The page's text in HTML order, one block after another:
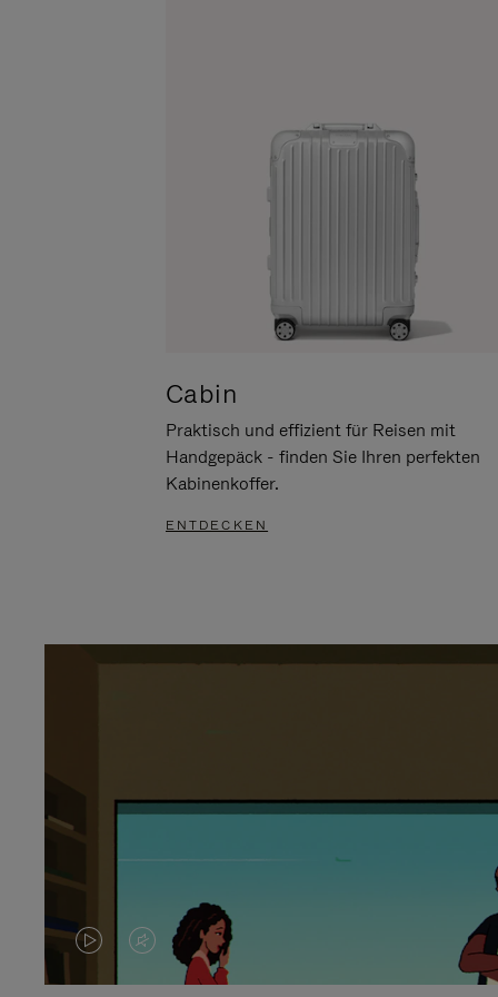
Cabin
Praktisch und effizient für Reisen mit
Handgepäck - finden Sie Ihren perfekten
Kabinenkoffer.
ENTDECKEN
DASVIDEO